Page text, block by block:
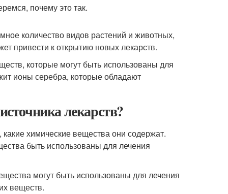
почему это так.
количество видов растений и животных,
привести к открытию новых лекарств.
которые могут быть использованы для
ионы серебра, которые обладают
лекарств?
химические вещества они содержат.
быть использованы для лечения
могут быть использованы для лечения
веществ.